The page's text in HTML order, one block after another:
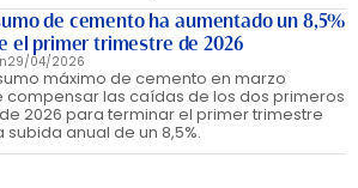
de cemento ha aumentado un 8,5%
el primer trimestre de 2026
29/04/2026
máximo de cemento en marzo
compensar las caídas de los dos primeros
2026 para terminar el primer trimestre
subida anual de un 8,5%.